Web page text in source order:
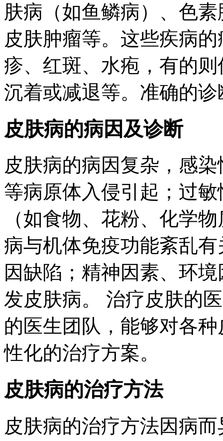
肤病（如鱼鳞病）、色
皮肤肿瘤等。这些疾病
疹、红斑、水疱，有的
沉着或减退等。准确的
皮肤病的病因及诊断
皮肤病的病因复杂，感
等病原体入侵引起；过
（如食物、花粉、化学
病与机体免疫功能紊乱
因缺陷；精神因素、环
发皮肤病。 治疗皮肤的
的医生团队，能够对各
性化的治疗方案。
皮肤病的治疗方法
皮肤病的治疗方法因病